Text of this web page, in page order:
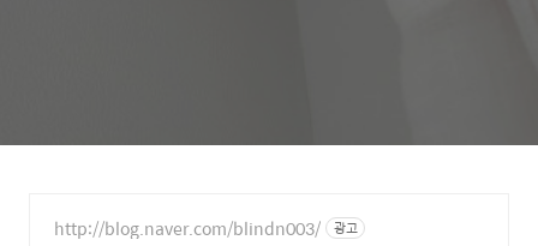
http://blog.naver.com/blindn003/ 광고